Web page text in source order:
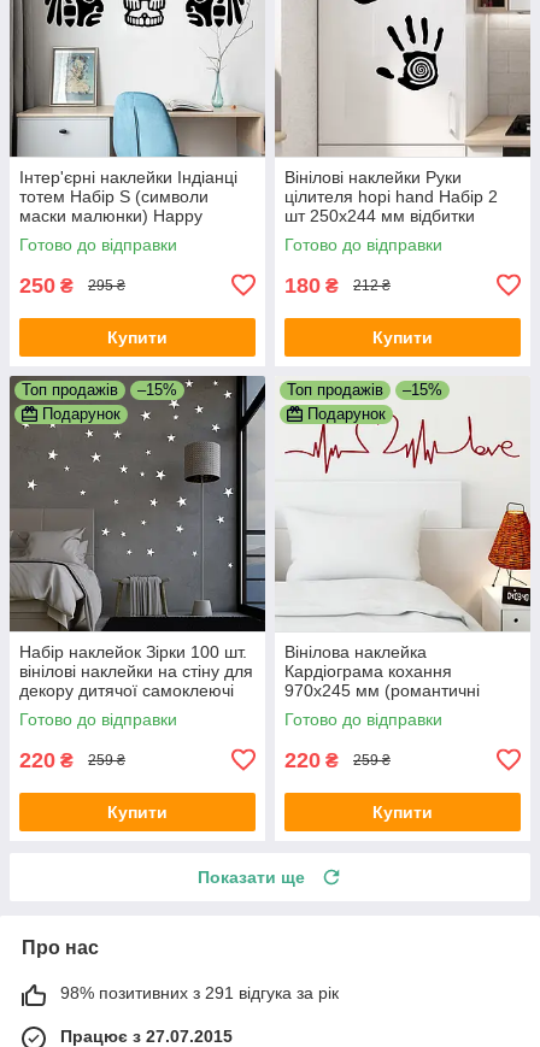
Інтер'єрні наклейки Індіанці
тотем Набір S (символи
маски малюнки) Happy
Pocket Чорний матовий
Готово до відправки
250 ₴ 295 ₴
Купити
Вінілові наклейки Руки
цілителя hopi hand Набір 2
шт 250х244 мм відбитки
спіраль Happy Pocket Чорний
матовий
Готово до відправки
180 ₴ 212 ₴
Купити
Топ продажів
–15%
Подарунок
Набір наклейок Зірки 100 шт.
вінілові наклейки на стіну для
декору дитячої самоклеючі
ПВХ матова Білий
Готово до відправки
220 ₴ 259 ₴
Купити
Топ продажів
–15%
Подарунок
Вінілова наклейка
Кардіограма кохання
970х245 мм (романтичні
наклейки серце) Happy
Pocket Червоний матовий
Готово до відправки
220 ₴ 259 ₴
Купити
Показати ще
Про нас
98% позитивних з 291 відгука за рік
Працює з 27.07.2015